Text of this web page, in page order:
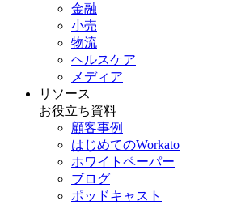
金融
小売
物流
ヘルスケア
メディア
リソース
お役立ち資料
顧客事例
はじめてのWorkato
ホワイトペーパー
ブログ
ポッドキャスト